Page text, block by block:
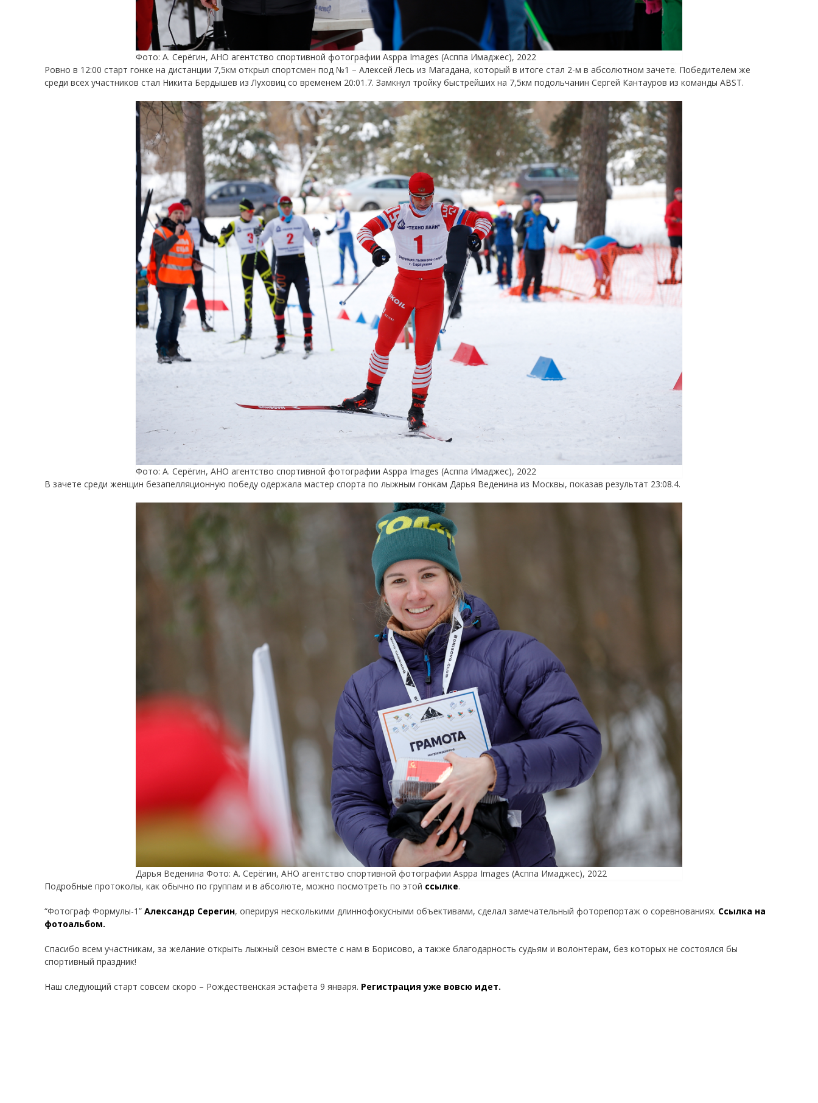
Фото: А. Серёгин, АНО агентство спортивной фотографии Asppa Images (Асппа Имаджес), 2022
Ровно в 12:00 старт гонке на дистанции 7,5км открыл спортсмен под №1 – Алексей Лесь из Магадана, который в итоге стал 2-м в абсолютном зачете. Победителем же
среди всех участников стал Никита Бердышев из Луховиц со временем 20:01.7. Замкнул тройку быстрейших на 7,5км подольчанин Сергей Кантауров из команды ABST.
Фото: А. Серёгин, АНО агентство спортивной фотографии Asppa Images (Асппа Имаджес), 2022
В зачете среди женщин безапелляционную победу одержала мастер спорта по лыжным гонкам Дарья Веденина из Москвы, показав результат 23:08.4.
Дарья Веденина Фото: А. Серёгин, АНО агентство спортивной фотографии Asppa Images (Асппа Имаджес), 2022
Подробные протоколы, как обычно по группам и в абсолюте, можно посмотреть по этой ссылке.
“Фотограф Формулы-1” Александр Серегин, оперируя несколькими длиннофокусными объективами, сделал замечательный фоторепортаж о соревнованиях. Ссылка на
фотоальбом.
Спасибо всем участникам, за желание открыть лыжный сезон вместе с нам в Борисово, а также благодарность судьям и волонтерам, без которых не состоялся бы
спортивный праздник!
Наш следующий старт совсем скоро – Рождественская эстафета 9 января. Регистрация уже вовсю идет.